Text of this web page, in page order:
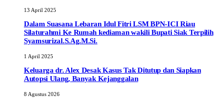
13 April 2025
Dalam Suasana Lebaran Idul Fitri LSM BPN-ICI Riau
Silaturahmi Ke Rumah kediaman wakili Bupati Siak Terpilih
Syamsurizal.S.Ag.M.Si.
1 April 2025
Keluarga dr. Alex Desak Kasus Tak Ditutup dan Siapkan
Autopsi Ulang, Banyak Kejanggalan
8 Agustus 2026